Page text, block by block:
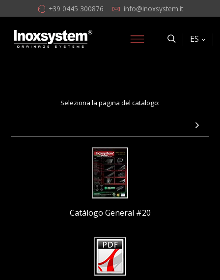
+39 0445 300876 info@inoxsystem.it
ES
Seleziona la pagina del catalogo:
Catálogo General #20